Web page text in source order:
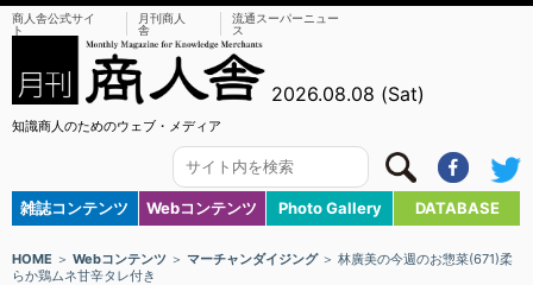
商人舎公式サイ
ト
月刊商人
舎
流通スーパーニュー
ス
2026.08.08 (Sat)
知識商人のためのウェブ・メディア
雑誌コンテンツ Webコンテンツ Photo Gallery DATABASE
HOME ＞ Webコンテンツ ＞ マーチャンダイジング＞ 林廣美の今週のお惣菜(671)柔
らか鶏ムネ甘辛タレ付き